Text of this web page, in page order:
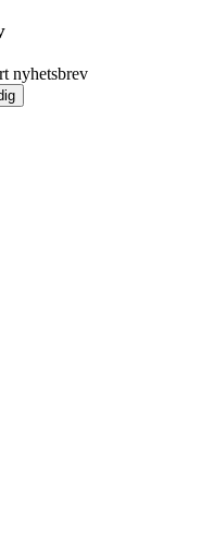
nyhetsbrev